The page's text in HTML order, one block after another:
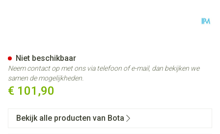
€ 101,90
Niet beschikbaar
Neem contact op met ons via telefoon of e-mail, dan bekijken we
samen de mogelijkheden.
Bekijk alle producten van Bota